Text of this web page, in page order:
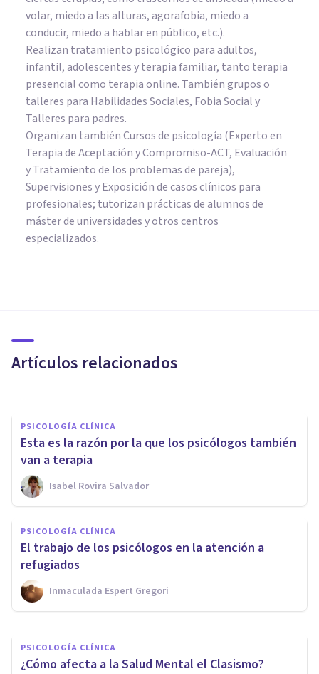
volar, miedo a las alturas, agorafobia, miedo a
conducir, miedo a hablar en público, etc.).
Realizan tratamiento psicológico para adultos,
infantil, adolescentes y terapia familiar, tanto terapia
presencial como terapia online. También grupos o
talleres para Habilidades Sociales, Fobia Social y
Talleres para padres.
Organizan también Cursos de psicología (Experto en
Terapia de Aceptación y Compromiso-ACT, Evaluación
y Tratamiento de los problemas de pareja),
Supervisiones y Exposición de casos clínicos para
profesionales; tutorizan prácticas de alumnos de
máster de universidades y otros centros
especializados.
Artículos relacionados
moderno?
PSICOLOGÍA CLÍNICA
Esta es la razón por la que los psicólogos también
van a terapia
Isabel Rovira Salvador
PSICOLOGÍA CLÍNICA
El trabajo de los psicólogos en la atención a
refugiados
Inmaculada Espert Gregori
ENTREVISTAS
Entrevista con una psicóloga
experta en casos de violencia
de género
Bertrand Regader
PSICOLOGÍA CLÍNICA
¿Cómo afecta a la Salud Mental el Clasismo?